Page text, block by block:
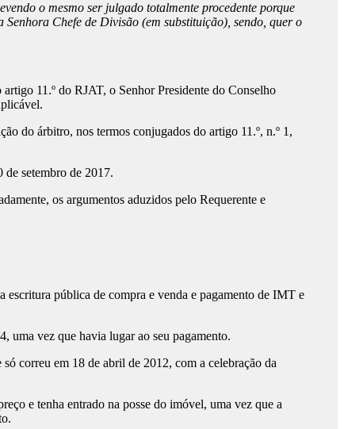
o mesmo ser julgado totalmente procedente porque
Chefe de Divisão (em substituição), sendo, quer o
artigo 11.º do RJAT, o Senhor Presidente do Conselho
do árbitro, nos termos conjugados do artigo 11.º, n.º 1,
setembro de 2017.
os argumentos aduzidos pelo Requerente e
escritura pública de compra e venda e pagamento de IMT e
uma vez que havia lugar ao seu pagamento.
correu em 18 de abril de 2012, com a celebração da
e tenha entrado na posse do imóvel, uma vez que a